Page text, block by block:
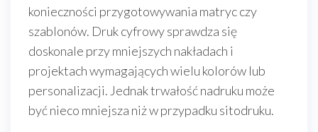
konieczności przygotowywania matryc czy
szablonów. Druk cyfrowy sprawdza się
doskonale przy mniejszych nakładach i
projektach wymagających wielu kolorów lub
personalizacji. Jednak trwałość nadruku może
być nieco mniejsza niż w przypadku sitodruku.